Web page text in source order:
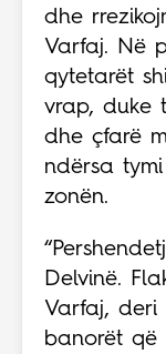
dhe
Varfaj. Në
qytetarët
vrap, duke
dhe çfarë
ndërsa
zonën.
Delvinë.
Varfaj, deri
banorët që